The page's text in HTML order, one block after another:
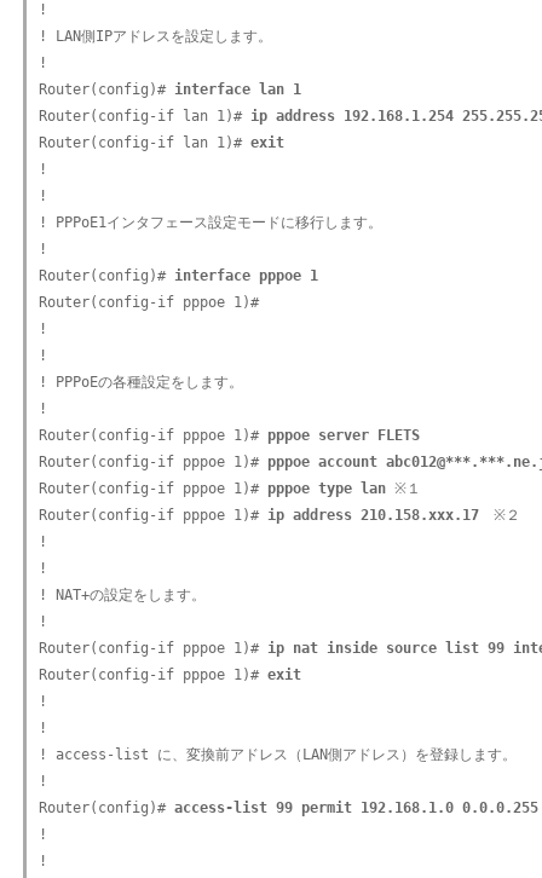
!
! LAN側IPアドレスを設定します。
!
Router(config)# interface lan 1
Router(config-if lan 1)# ip address 192.168.1.254
Router(config-if lan 1)# exit
!
!
! PPPoE1インタフェース設定モードに移行します。
!
Router(config)# interface pppoe 1
Router(config-if pppoe 1)#
!
!
! PPPoEの各種設定をします。
!
Router(config-if pppoe 1)# pppoe server FLETS
Router(config-if pppoe 1)# pppoe account
Router(config-if pppoe 1)# pppoe type lan ※１
Router(config-if pppoe 1)# ip address 210.158.xxx.17 ※２
!
!
! NAT+の設定をします。
!
Router(config-if pppoe 1)# ip nat inside source list 99
Router(config-if pppoe 1)# exit
!
!
! access-list に、変換前アドレス（LAN側アドレス）を登録します。
!
Router(config)# access-list 99 permit 192.168.1.0 0.0.0.255
!
!